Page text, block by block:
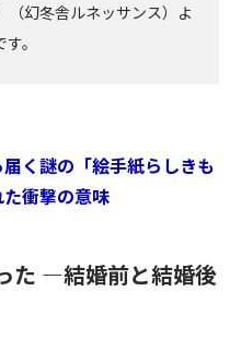
幻冬舎ルネッサンス）よ
。
く謎の「絵手紙らしきも
衝撃の意味
た ―結婚前と結婚後